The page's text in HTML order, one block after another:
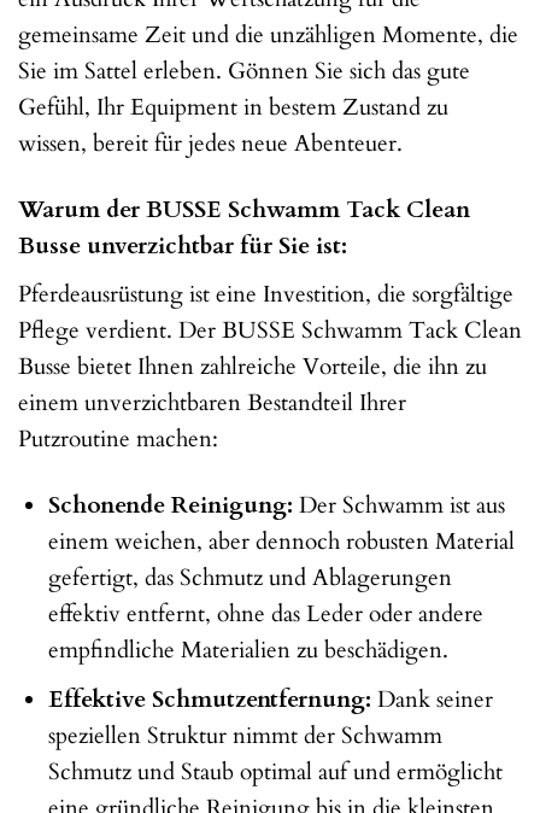
gemeinsame Zeit und die unzähligen Momente, die
Sie im Sattel erleben. Gönnen Sie sich das gute
Gefühl, Ihr Equipment in bestem Zustand zu
wissen, bereit für jedes neue Abenteuer.
Warum der BUSSE Schwamm Tack Clean
Busse unverzichtbar für Sie ist:
Pferdeausrüstung ist eine Investition, die sorgfältige
Pflege verdient. Der BUSSE Schwamm Tack Clean
Busse bietet Ihnen zahlreiche Vorteile, die ihn zu
einem unverzichtbaren Bestandteil Ihrer
Putzroutine machen:
Schonende Reinigung: Der Schwamm ist aus
einem weichen, aber dennoch robusten Material
gefertigt, das Schmutz und Ablagerungen
effektiv entfernt, ohne das Leder oder andere
empfindliche Materialien zu beschädigen.
Effektive Schmutzentfernung: Dank seiner
speziellen Struktur nimmt der Schwamm
Schmutz und Staub optimal auf und ermöglicht